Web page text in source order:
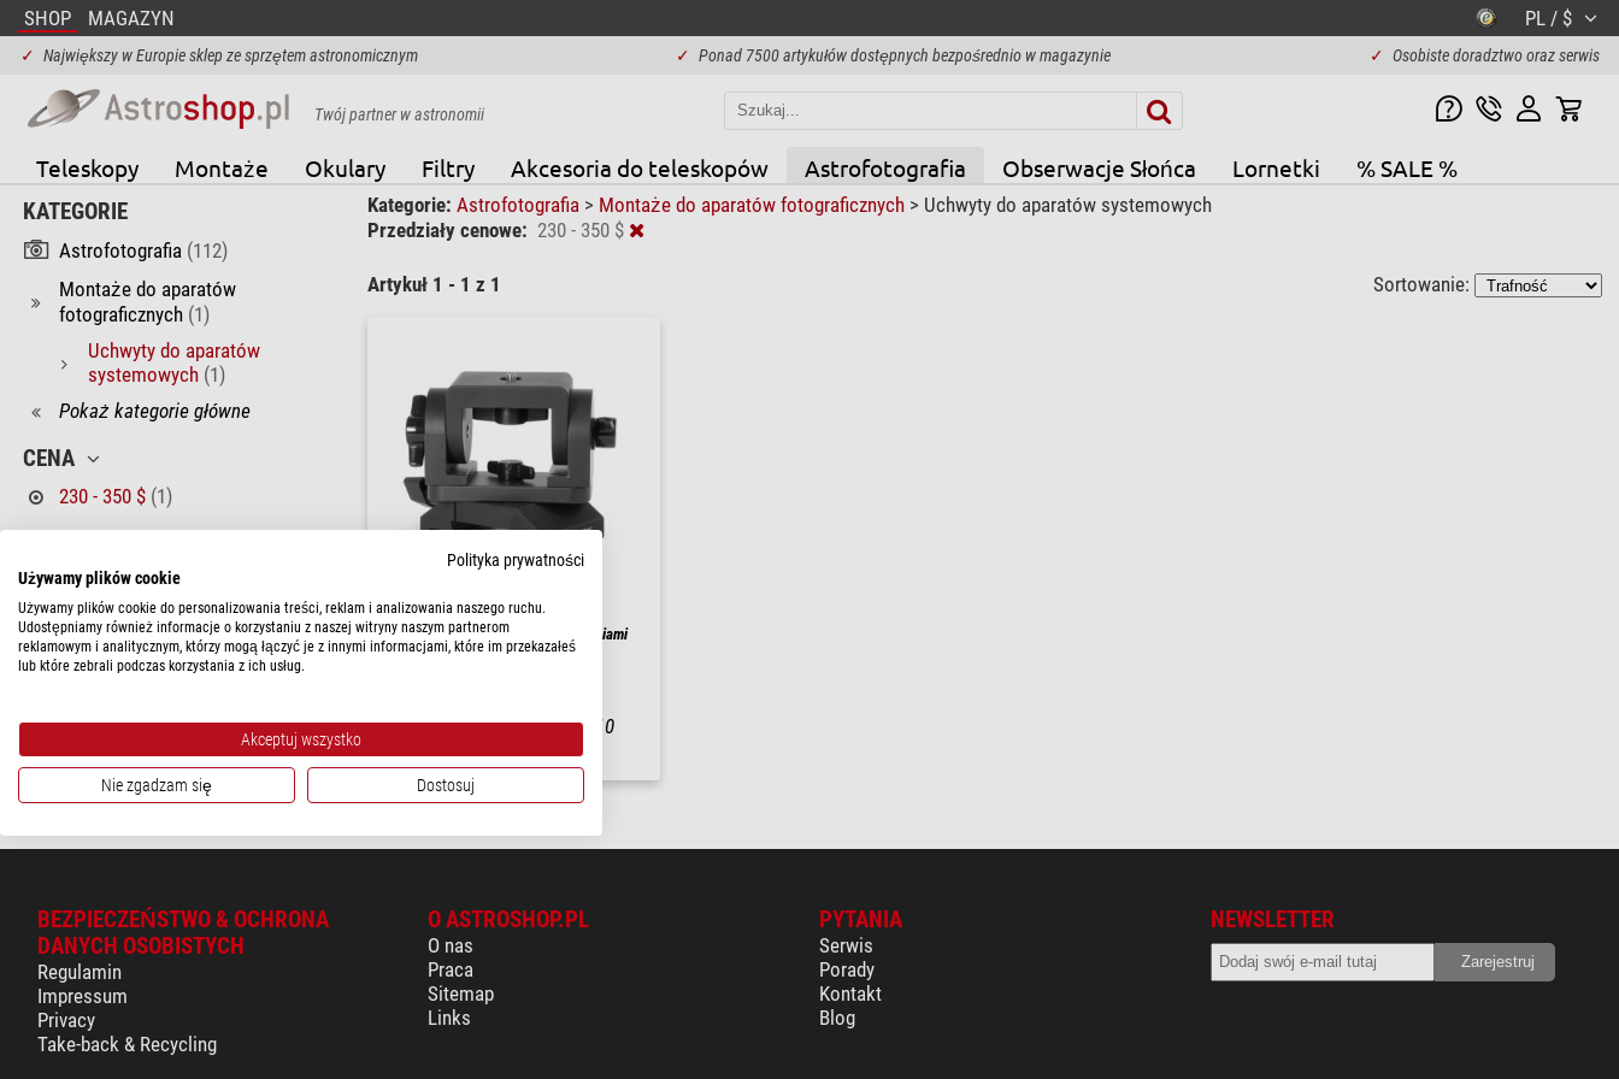
SHOP MAGAZYN PL / $
✓ Największy w Europie sklep ze sprzętem astronomicznym ✓ Ponad 7500 artykułów dostępnych bezpośrednio w magazynie ✓ Osobiste doradztwo oraz serwis
Twój partner w astronomii
Teleskopy Montaże Okulary Filtry Akcesoria do teleskopów Astrofotografia Obserwacje Słońca Lornetki % SALE %
KATEGORIE
Astrofotografia (112)
Montaże do aparatów
fotograficznych (1)
Uchwyty do aparatów
systemowych (1)
Pokaż kategorie główne
CENA
230 - 350 $ (1)
Losmandy(1)
DOSTĘPNOŚĆ
w krótkim terminie(1)
Kategorie: Astrofotografia > Montaże do aparatów fotograficznych > Uchwyty do aparatów systemowych
Przedziały cenowe: 230 - 350 $
Artykuł 1 - 1 z 1 Sortowanie:
Losmandy
Uchwyt aparatu DVCM-2 z trzema osiami
gotowe do wysyłki w6-10
tygodni
BEZPIECZEŃSTWO & OCHRONA
DANYCH OSOBISTYCH
Regulamin
Impressum
Privacy
Take-back & Recycling
O ASTROSHOP.PL
O nas
Praca
Sitemap
Links
PYTANIA
Serwis
Porady
Kontakt
Blog
NEWSLETTER
Polityka prywatności
Używamy plików cookie
Używamy plików cookie do personalizowania treści, reklam i analizowania naszego ruchu.
Udostępniamy również informacje o korzystaniu z naszej witryny naszym partnerom
reklamowym i analitycznym, którzy mogą łączyć je z innymi informacjami, które im przekazałeś
lub które zebrali podczas korzystania z ich usług.
Akceptuj wszystko
Nie zgadzam się Dostosuj